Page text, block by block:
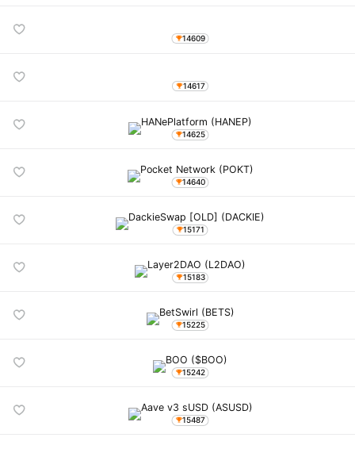
14609
14617
14625
14640
15171
15183
15225
15242
15487